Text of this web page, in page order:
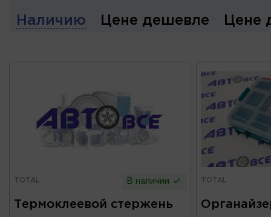
Наличию Цене дешевле Цене
TOTAL В наличии
Термоклеевой стержень
TOTAL